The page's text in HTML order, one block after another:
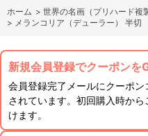
ホーム > 世界の名画（プリハード複
> メランコリア（デューラー） 半切
新規会員登録でクーポンを
会員登録完了メールにクーポン
されています。初回購入時から
けます。